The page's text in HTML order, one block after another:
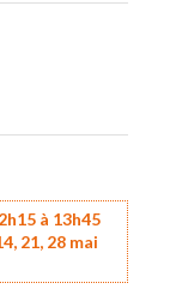
à 13h45
21, 28 mai